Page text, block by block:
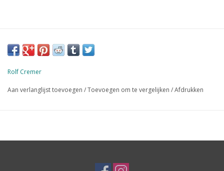
Rolf Cremer
Aan verlanglijst toevoegen /Toevoegen om te vergelijken /Afdrukken